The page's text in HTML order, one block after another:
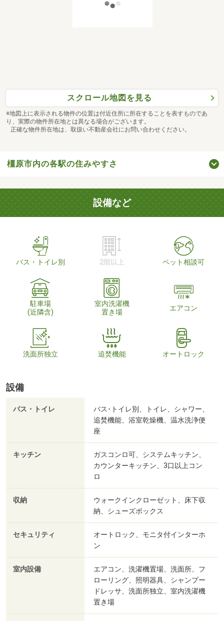
スクロール地図を見る
※地図上に表示される物件の位置は付近住所に所在することを表すものであ
り、実際の物件所在地とは異なる場合がございます。
正確な物件所在地は、取扱い不動産会社にお問い合わせください。
橿原市内の各駅の住みやすさ
設備など
バス・トイレ別 2階以上 ペット相談可
駐車場
(近隣含)
室内洗濯機
置き場
エアコン
洗面所独立 追焚機能 オートロック
設備
バス・トイレ
バス･トイレ別、トイレ、シャワー、
追焚機能、浴室乾燥機、温水洗浄便
座
キッチン
ガスコンロ可、システムキッチン、
カウンターキッチン、3口以上コン
ロ
収納
ウォークインクローゼット、床下収
納、シューズボックス
セキュリティ
オートロック、モニタ付インターホ
ン
室内設備
エアコン、洗濯機置場、洗面所、フ
ローリング、照明器具、シャンプー
ドレッサ、洗面所独立、室内洗濯機
置き場